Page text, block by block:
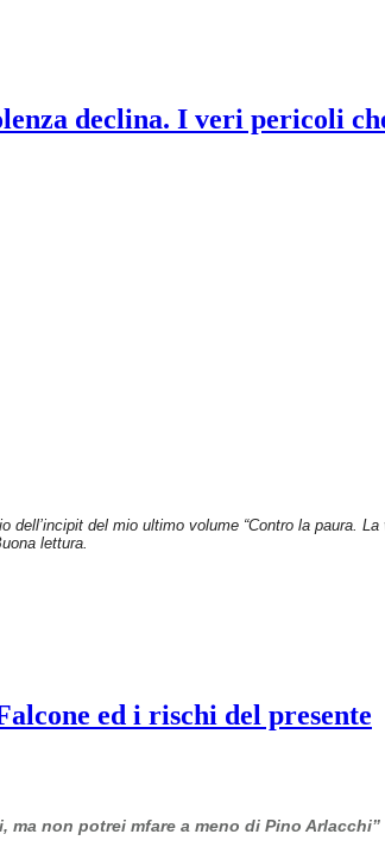
declina. I veri pericoli
dell’incipit del mio ultimo volume “Contro la paura.
lettura.
ed i rischi del presente
ma non potrei mfare a meno di Pino Arlacchi”